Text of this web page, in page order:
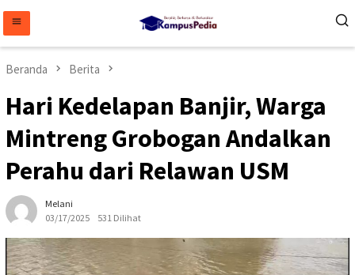
konten
Beranda Berita
Hari Kedelapan Banjir, Warga
Mintreng Grobogan Andalkan
Perahu dari Relawan USM
Melani
03/17/2025
531 Dilihat